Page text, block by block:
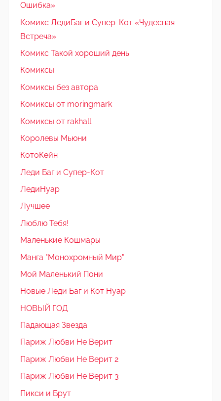
Ошибка»
Комикс ЛедиБаг и Супер-Кот «Чудесная
Встреча»
Комикс Такой хороший день
Комиксы
Комиксы без автора
Комиксы от moringmark
Комиксы от rakhall
Королевы Мьюни
КотоКейн
Леди Баг и Супер-Кот
ЛедиНуар
Лучшее
Люблю Тебя!
Маленькие Кошмары
Манга "Монохромный Мир"
Мой Маленький Пони
Новые Леди Баг и Кот Нуар
НОВЫЙ ГОД
Падающая Звезда
Париж Любви Не Верит
Париж Любви Не Верит 2
Париж Любви Не Верит 3
Пикси и Брут